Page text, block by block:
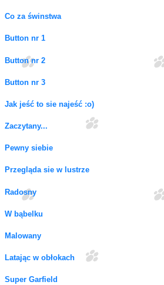
Co za świnstwa
Button nr 1
Button nr 2
Button nr 3
Jak jeść to sie najeść :o)
Zaczytany...
Pewny siebie
Przegląda sie w lustrze
Radosny
W bąbelku
Malowany
Latając w obłokach
Super Garfield